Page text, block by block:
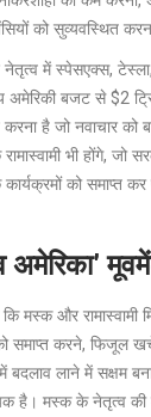
को सुव्यवस्थित करना
में स्पेसएक्स,
अमेरिकी बजट से $2
करना है जो नवाचार
भी होंगे, जो
को समाप्त
मस्क और
को समाप्त करने, फिजूल
बदलाव लाने में सक्षम
है। मस्क के नेतृत्व की